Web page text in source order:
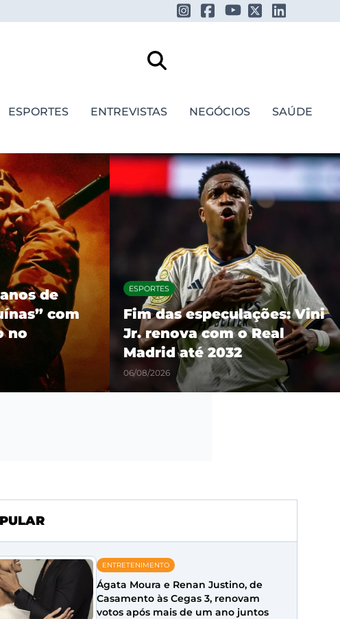
ESPORTES ENTREVISTAS NEGÓCIOS SAÚDE
Vini
Real
FESTIVAIS E SHOWS
Daniel Caesar anuncia
show em São Paulo como
parte da turnê mundial
‘Son of Spergy’
05/08/2026
ENTRETENIMENTO
Ágata Moura e Renan Justino, de
Casamento às Cegas 3, renovam
votos após mais de um ano juntos